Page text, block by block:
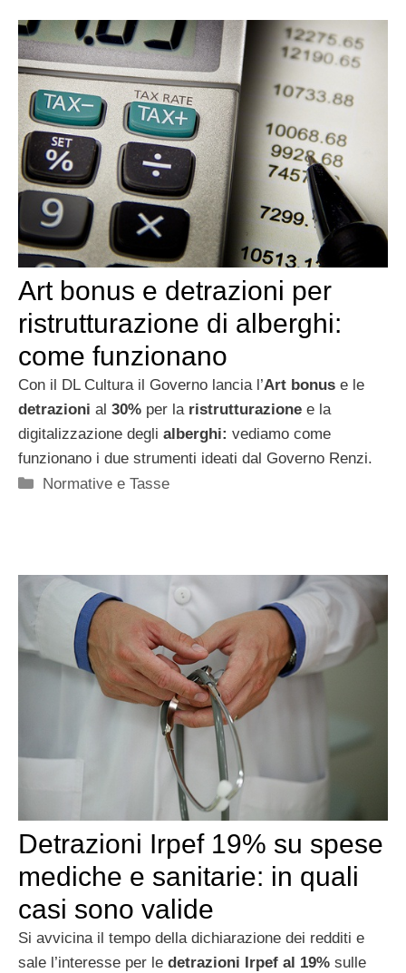
Art bonus e detrazioni per
ristrutturazione di alberghi:
come funzionano
Con il DL Cultura il Governo lancia l’Art bonus e le
detrazioni al 30% per la ristrutturazione e la
digitalizzazione degli alberghi: vediamo come
funzionano i due strumenti ideati dal Governo Renzi.
Categorie
Normative e Tasse
Detrazioni Irpef 19% su spese
mediche e sanitarie: in quali
casi sono valide
Si avvicina il tempo della dichiarazione dei redditi e
sale l’interesse per le detrazioni Irpef al 19% sulle